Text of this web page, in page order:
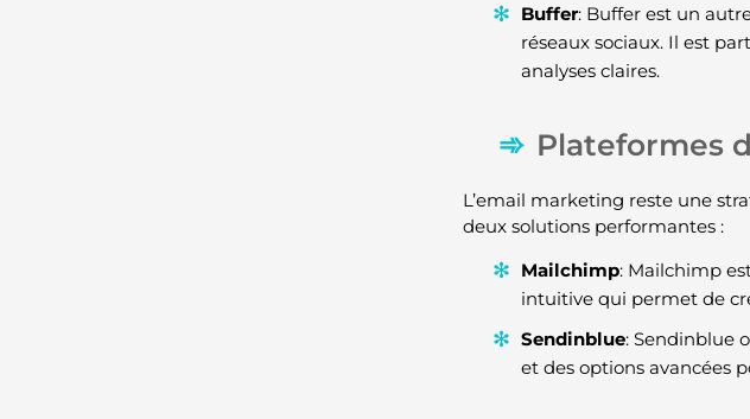
Buffer: Buffer est un
réseaux sociaux. Il est
analyses claires.
Plateformes
L’email marketing reste une
deux solutions performantes :
Mailchimp: Mailchimp
intuitive qui permet de
Sendinblue: Sendinblue
et des options avancées